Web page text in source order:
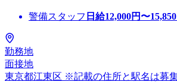
警備スタッフ 日給12,000円〜15,850
勤務地
面接地
東京都江東区 ※記載の住所と駅名は募